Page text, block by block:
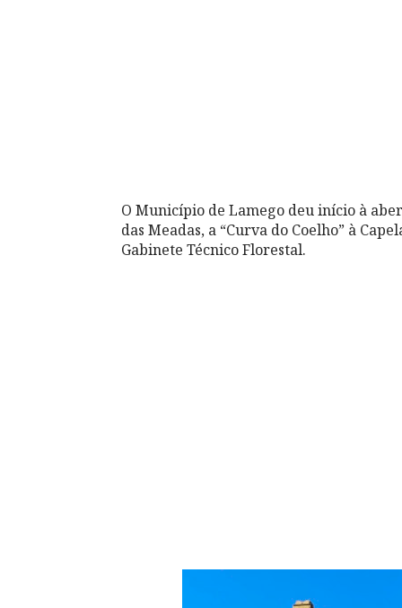
O Município de Lamego deu início à
das Meadas, a “Curva do Coelho” à
Gabinete Técnico Florestal.